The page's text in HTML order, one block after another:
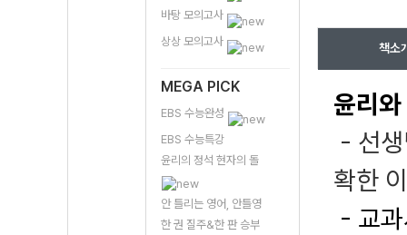
바탕 모의고사
상상 모의고사
MEGA PICK
EBS 수능완성
EBS 수능특강
윤리의 정석 현자의 돌
안 틀리는 영어, 안틀영
한 권 질주&한 판 승부
책소
윤리
- 선
확한
- 교